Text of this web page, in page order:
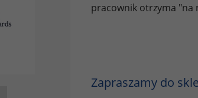
pracownik otrzyma "na
Zapraszamy do